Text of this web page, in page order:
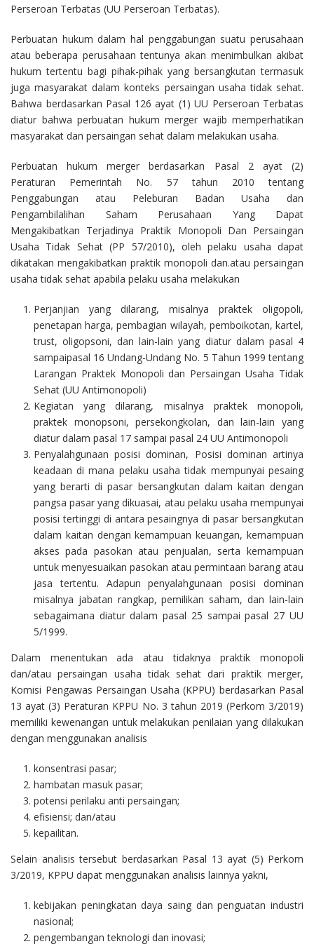
Perseroan Terbatas (UU Perseroan Terbatas).
Perbuatan hukum dalam hal penggabungan suatu perusahaan
atau beberapa perusahaan tentunya akan menimbulkan akibat
hukum tertentu bagi pihak-pihak yang bersangkutan termasuk
juga masyarakat dalam konteks persaingan usaha tidak sehat.
Bahwa berdasarkan Pasal 126 ayat (1) UU Perseroan Terbatas
diatur bahwa perbuatan hukum merger wajib memperhatikan
masyarakat dan persaingan sehat dalam melakukan usaha.
Perbuatan hukum merger berdasarkan Pasal 2 ayat (2)
Peraturan Pemerintah No. 57 tahun 2010 tentang
Penggabungan atau Peleburan Badan Usaha dan
Pengambilalihan Saham Perusahaan Yang Dapat
Mengakibatkan Terjadinya Praktik Monopoli Dan Persaingan
Usaha Tidak Sehat (PP 57/2010), oleh pelaku usaha dapat
dikatakan mengakibatkan praktik monopoli dan.atau persaingan
usaha tidak sehat apabila pelaku usaha melakukan
Perjanjian yang dilarang, misalnya praktek oligopoli,
penetapan harga, pembagian wilayah, pemboikotan, kartel,
trust, oligopsoni, dan lain-lain yang diatur dalam pasal 4
sampaipasal 16 Undang-Undang No. 5 Tahun 1999 tentang
Larangan Praktek Monopoli dan Persaingan Usaha Tidak
Sehat (UU Antimonopoli)
Kegiatan yang dilarang, misalnya praktek monopoli,
praktek monopsoni, persekongkolan, dan lain-lain yang
diatur dalam pasal 17 sampai pasal 24 UU Antimonopoli
Penyalahgunaan posisi dominan, Posisi dominan artinya
keadaan di mana pelaku usaha tidak mempunyai pesaing
yang berarti di pasar bersangkutan dalam kaitan dengan
pangsa pasar yang dikuasai, atau pelaku usaha mempunyai
posisi tertinggi di antara pesaingnya di pasar bersangkutan
dalam kaitan dengan kemampuan keuangan, kemampuan
akses pada pasokan atau penjualan, serta kemampuan
untuk menyesuaikan pasokan atau permintaan barang atau
jasa tertentu. Adapun penyalahgunaan posisi dominan
misalnya jabatan rangkap, pemilikan saham, dan lain-lain
sebagaimana diatur dalam pasal 25 sampai pasal 27 UU
5/1999.
Dalam menentukan ada atau tidaknya praktik monopoli
dan/atau persaingan usaha tidak sehat dari praktik merger,
Komisi Pengawas Persaingan Usaha (KPPU) berdasarkan Pasal
13 ayat (3) Peraturan KPPU No. 3 tahun 2019 (Perkom 3/2019)
memiliki kewenangan untuk melakukan penilaian yang dilakukan
dengan menggunakan analisis
konsentrasi pasar;
hambatan masuk pasar;
potensi perilaku anti persaingan;
efisiensi; dan/atau
kepailitan.
Selain analisis tersebut berdasarkan Pasal 13 ayat (5) Perkom
3/2019, KPPU dapat menggunakan analisis lainnya yakni,
kebijakan peningkatan daya saing dan penguatan industri
nasional;
pengembangan teknologi dan inovasi;